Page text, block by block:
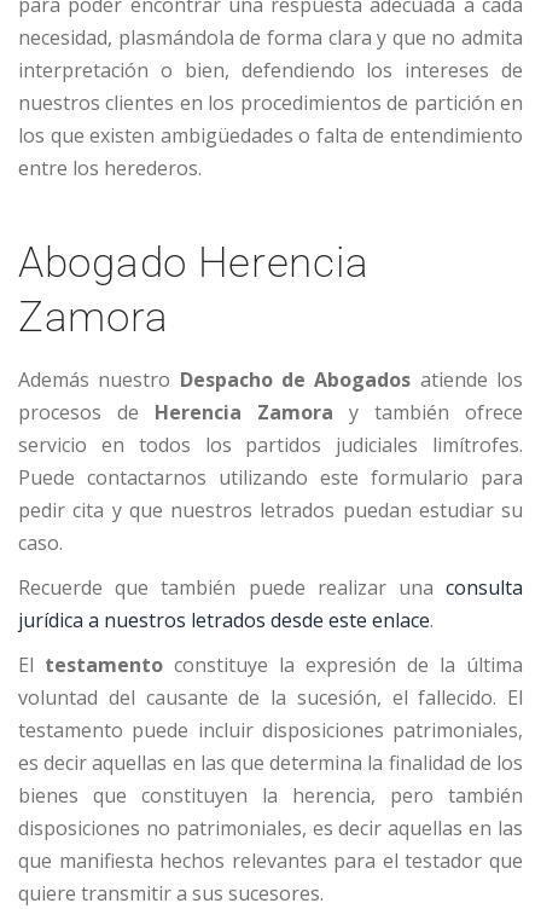
necesidad, plasmándola de forma clara y que no admita
interpretación o bien, defendiendo los intereses de
nuestros clientes en los procedimientos de partición en
los que existen ambigüedades o falta de entendimiento
entre los herederos.
Abogado Herencia
Zamora
Además nuestro Despacho de Abogados atiende los
procesos de Herencia Zamora y también ofrece
servicio en todos los partidos judiciales limítrofes.
Puede contactarnos utilizando este formulario para
pedir cita y que nuestros letrados puedan estudiar su
caso.
Recuerde que también puede realizar una consulta
jurídica a nuestros letrados desde este enlace.
El testamento constituye la expresión de la última
voluntad del causante de la sucesión, el fallecido. El
testamento puede incluir disposiciones patrimoniales,
es decir aquellas en las que determina la finalidad de los
bienes que constituyen la herencia, pero también
disposiciones no patrimoniales, es decir aquellas en las
que manifiesta hechos relevantes para el testador que
quiere transmitir a sus sucesores.